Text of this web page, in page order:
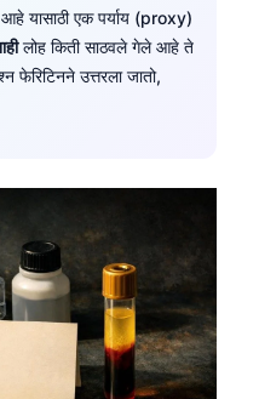
यासाठी एक पर्याय (proxy)
लोह किती साठवले गेले आहे ते
फेरिटिनने उत्तरला जातो,